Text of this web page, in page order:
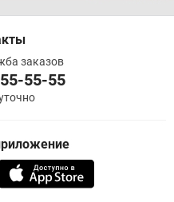
заказов
55-55